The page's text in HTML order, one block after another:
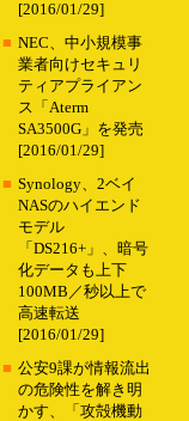
[2016/01/29]
■ NEC、中小規模事
業者向けセキュリ
ティアプライアン
ス「Aterm
SA3500G」を発売
[2016/01/29]
■ Synology、2ベイ
NASのハイエンド
モデル
「DS216+」、暗号
化データも上下
100MB／秒以上で
高速転送
[2016/01/29]
■ 公安9課が情報流出
の危険性を解き明
かす、「攻殻機動